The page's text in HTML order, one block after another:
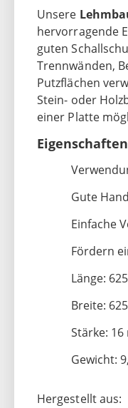
Unsere
hervorragende
guten
Trennwänden,
Putzflächen
Stein- oder
einer Platte
Gute
Einfache
Fördern
Länge:
Breite:
Stärke: 16
Gewicht:
Hergestellt aus: